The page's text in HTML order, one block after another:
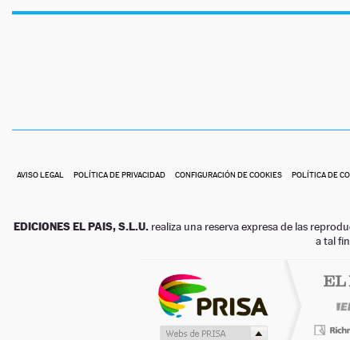
AVISO LEGAL POLÍTICA DE PRIVACIDAD CONFIGURACIÓN DE COOKIES POLÍTICA DE
EDICIONES EL PAIS, S.L.U. realiza una reserva expresa de las
a tal